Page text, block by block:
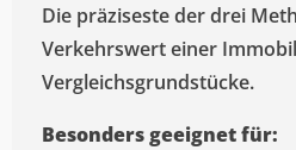
Die präziseste der drei
Verkehrswert einer
Vergleichsgrundstücke.
Besonders geeignet für: